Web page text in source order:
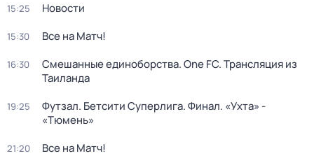
15:25 Новости
15:30 Все на Матч!
16:30
Смешанные единоборства. One FC. Трансляция из
Таиланда
19:25
Футзал. Бетсити Суперлига. Финал. «Ухта» -
«Тюмень»
21:20 Все на Матч!